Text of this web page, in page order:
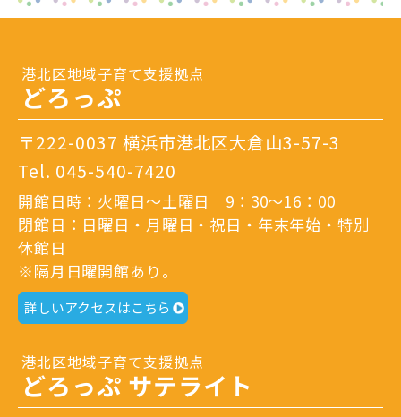
港北区地域子育て支援拠点
どろっぷ
〒222-0037 横浜市港北区大倉山3-57-3
Tel. 045-540-7420
開館日時：火曜日～土曜日 9：30～16：00
閉館日：日曜日・月曜日・祝日・年末年始・特別
休館日
※隔月日曜開館あり。
詳しいアクセスはこちら
港北区地域子育て支援拠点
どろっぷ サテライト